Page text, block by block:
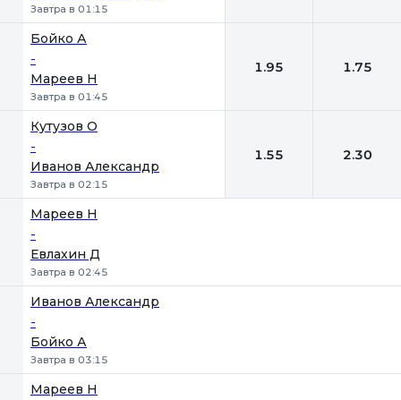
Завтра в 01:15
Бойко А
-
Мареев Н
Завтра в 01:45
1.95 1.75
Кутузов О
-
Иванов Александр
Завтра в 02:15
1.55 2.30
Мареев Н
-
Евлахин Д
Завтра в 02:45
Иванов Александр
-
Бойко А
Завтра в 03:15
Мареев Н